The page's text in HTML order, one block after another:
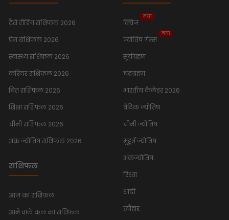
टैरो रीडिंग राशिफल 2026
प्रेम राशिफल 2026
स्वास्थ्य राशिफल 2026
करियर राशिफल 2026
वित्त राशिफल 2026
शिक्षा राशिफल 2026
चीनी राशिफल 2026
अंक ज्योतिष राशिफल 2026
राशिफल
आज का राशिफल
आने वाले कल का राशिफल
क्विज
नया
ज्योतिष गेम्स
नया
सूर्यग्रहण
चंद्रग्रहण
भारतीय कैलेंडर 2026
वैदिक ज्योतिष
चीनी ज्योतिष
मुहूर्त ज्योतिष
अंकज्योतिष
रिश्ता
शादी
त्यौहार